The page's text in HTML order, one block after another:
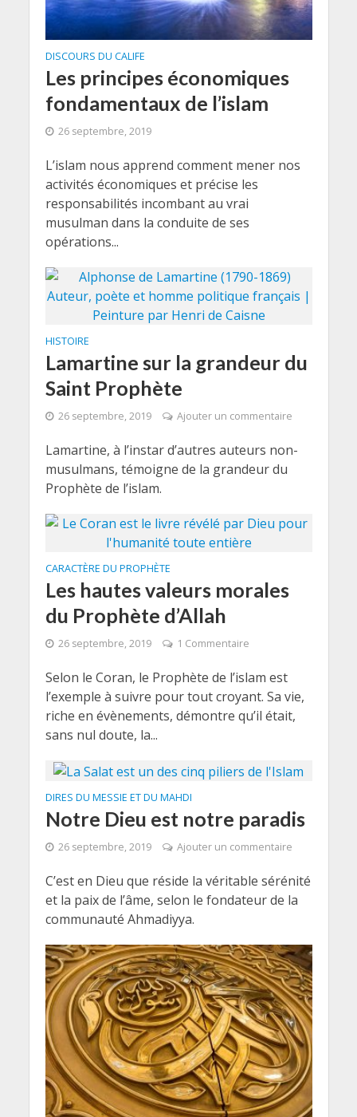
DISCOURS DU CALIFE
Les principes économiques
fondamentaux de l’islam
26 septembre, 2019
L’islam nous apprend comment mener nos
activités économiques et précise les
responsabilités incombant au vrai
musulman dans la conduite de ses
opérations...
HISTOIRE
Lamartine sur la grandeur du
Saint Prophète
26 septembre, 2019 Ajouter un commentaire
Lamartine, à l’instar d’autres auteurs non-
musulmans, témoigne de la grandeur du
Prophète de l’islam.
CARACTÈRE DU PROPHÈTE
Les hautes valeurs morales
du Prophète d’Allah
26 septembre, 2019 1 Commentaire
Selon le Coran, le Prophète de l’islam est
l’exemple à suivre pour tout croyant. Sa vie,
riche en évènements, démontre qu’il était,
sans nul doute, la...
DIRES DU MESSIE ET DU MAHDI
Notre Dieu est notre paradis
26 septembre, 2019 Ajouter un commentaire
C’est en Dieu que réside la véritable sérénité
et la paix de l’âme, selon le fondateur de la
communauté Ahmadiyya.